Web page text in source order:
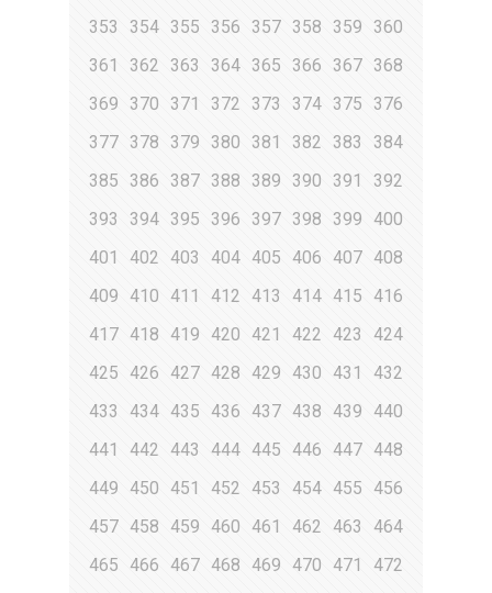
353 354 355 356 357 358 359 360
361
362 363 364 365 366 367 368
369
370 371 372 373 374 375 376
377 378 379 380 381 382 383
384
385
386 387 388 389 390 391
392
393
394 395 396 397 398 399
400
401
402 403 404 405 406 407 408
409
410 411 412 413 414 415
416
417 418 419 420 421 422 423
424
425
426 427 428 429 430 431
432
433
434 435 436 437 438 439
440
441
442 443 444 445 446 447 448
449
450 451 452 453 454 455
456
457 458 459 460 461 462 463
464
465
466 467 468 469 470 471
472